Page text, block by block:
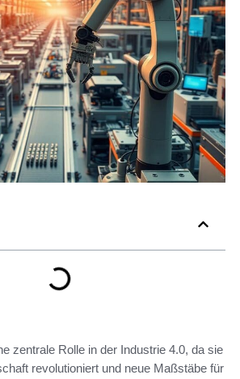
zentrale Rolle in der Industrie 4.0, da sie
revolutioniert und neue Maßstäbe für